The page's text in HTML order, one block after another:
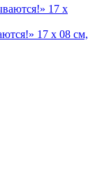
17 х 08 см,